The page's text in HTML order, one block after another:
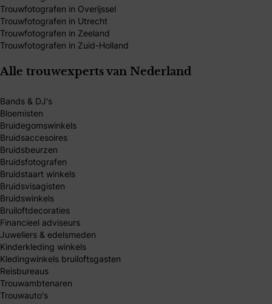
Trouwfotografen in Overijssel
Trouwfotografen in Utrecht
Trouwfotografen in Zeeland
Trouwfotografen in Zuid-Holland
Alle trouwexperts van Nederland
Bands & DJ's
Bloemisten
Bruidegomswinkels
Bruidsaccesoires
Bruidsbeurzen
Bruidsfotografen
Bruidstaart winkels
Bruidsvisagisten
Bruidswinkels
Bruiloftdecoraties
Financieel adviseurs
Juweliers & edelsmeden
Kinderkleding winkels
Kledingwinkels bruiloftsgasten
Reisbureaus
Trouwambtenaren
Trouwauto's